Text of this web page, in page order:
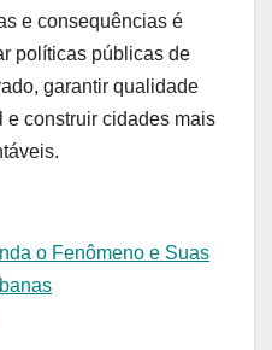
e consequências é
políticas públicas de
garantir qualidade
e construir cidades mais
o Fenômeno e Suas